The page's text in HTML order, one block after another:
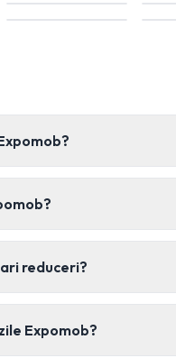
reduceri?
Expomob?